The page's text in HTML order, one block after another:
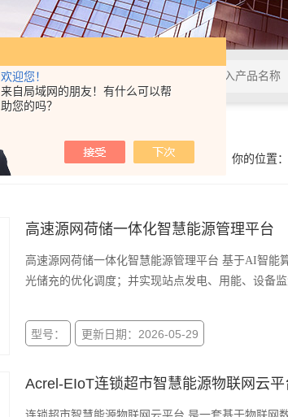
欢迎您！
来自局域网的朋友！有什么可以帮
助您的吗？
你的位置：
高速源网荷储一体化智慧能源管理平台
高速源网荷储一体化智慧能源管理平台 基于AI智能
光储充的优化调度；并实现站点发电、用能、设备监
型号： 更新日期：2026-05-29
Acrel-EIoT连锁超市智慧能源物联网云平